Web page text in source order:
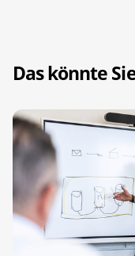
Das könnte